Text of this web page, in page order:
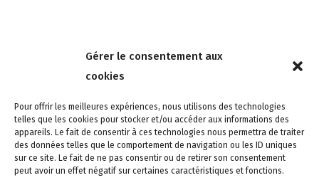
Gérer le consentement aux
cookies
Pour offrir les meilleures expériences, nous utilisons des technologies
telles que les cookies pour stocker et/ou accéder aux informations des
appareils. Le fait de consentir à ces technologies nous permettra de traiter
des données telles que le comportement de navigation ou les ID uniques
sur ce site. Le fait de ne pas consentir ou de retirer son consentement
peut avoir un effet négatif sur certaines caractéristiques et fonctions.
4 rue de la Tour 85150 Les Achards